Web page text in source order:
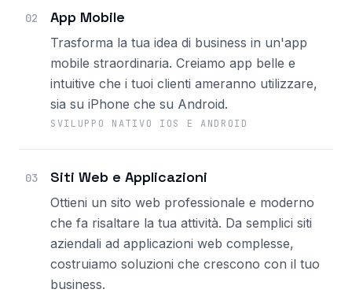
02 App Mobile
Trasforma la tua idea di business in un'app
mobile straordinaria. Creiamo app belle e
intuitive che i tuoi clienti ameranno utilizzare,
sia su iPhone che su Android.
SVILUPPO NATIVO IOS E ANDROID
03 Siti Web e Applicazioni
Ottieni un sito web professionale e moderno
che fa risaltare la tua attività. Da semplici siti
aziendali ad applicazioni web complesse,
costruiamo soluzioni che crescono con il tuo
business.